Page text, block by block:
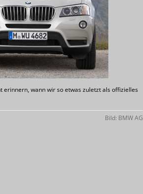
erinnern, wann wir so etwas zuletzt als offizielles
Bild: BMW AG